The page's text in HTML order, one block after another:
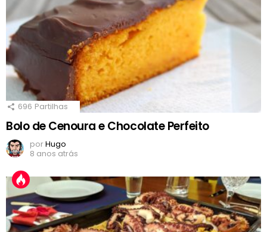
696 Partilhas
Bolo de Cenoura e Chocolate Perfeito
porHugo
8 anos atrás